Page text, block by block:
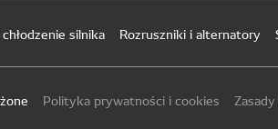
silnika Rozruszniki i alternatory
Polityka prywatności i cookies